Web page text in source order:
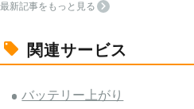
最新記事をもっと見る
関連サービス
バッテリー上がり